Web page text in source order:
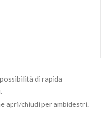
di rapida
apri/chiudi per ambidestri.